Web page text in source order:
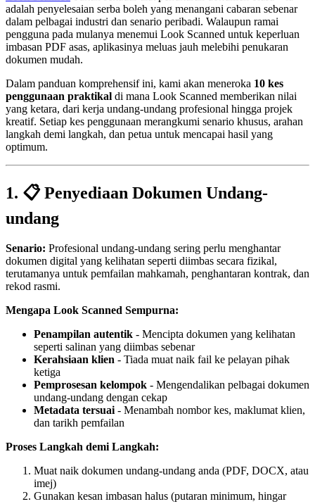
adalah penyelesaian serba boleh yang menangani cabaran sebenar
dalam pelbagai industri dan senario peribadi. Walaupun ramai
pengguna pada mulanya menemui Look Scanned untuk keperluan
imbasan PDF asas, aplikasinya meluas jauh melebihi penukaran
dokumen mudah.
Dalam panduan komprehensif ini, kami akan meneroka 10 kes
penggunaan praktikal di mana Look Scanned memberikan nilai
yang ketara, dari kerja undang-undang profesional hingga projek
kreatif. Setiap kes penggunaan merangkumi senario khusus, arahan
langkah demi langkah, dan petua untuk mencapai hasil yang
optimum.
1. 📋 Penyediaan Dokumen Undang-
undang
Senario: Profesional undang-undang sering perlu menghantar
dokumen digital yang kelihatan seperti diimbas secara fizikal,
terutamanya untuk pemfailan mahkamah, penghantaran kontrak, dan
rekod rasmi.
Mengapa Look Scanned Sempurna:
Penampilan autentik - Mencipta dokumen yang kelihatan
seperti salinan yang diimbas sebenar
Kerahsiaan klien - Tiada muat naik fail ke pelayan pihak
ketiga
Pemprosesan kelompok - Mengendalikan pelbagai dokumen
undang-undang dengan cekap
Metadata tersuai - Menambah nombor kes, maklumat klien,
dan tarikh pemfailan
Proses Langkah demi Langkah:
Muat naik dokumen undang-undang anda (PDF, DOCX, atau
imej)
Gunakan kesan imbasan halus (putaran minimum, hingar